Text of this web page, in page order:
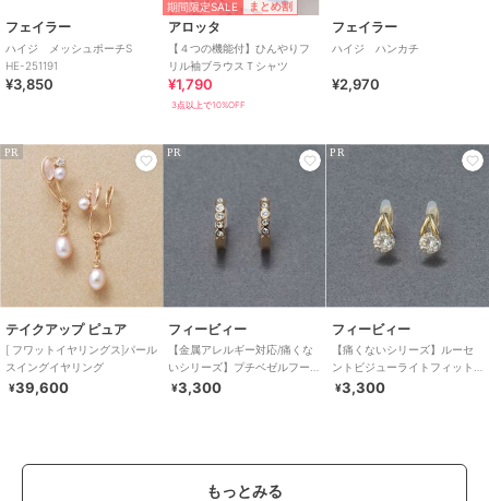
フェイラー
ハイジ メッシュポーチS
HE-251191
¥3,850
期間限定SALE まとめ割
アロッタ
【４つの機能付】ひんやりフ
リル袖ブラウスＴシャツ
¥1,790
3点以上で10%OFF
フェイラー
ハイジ ハンカチ
¥2,970
PR
テイクアップ ピュア
[ フワットイヤリングス]パール
スイングイヤリング
¥39,600
PR
フィービィー
【金属アレルギー対応/痛くな
いシリーズ】プチベゼルフー
プライトフィットイヤリン
¥3,300
PR
フィービィー
【痛くないシリーズ】ルーセ
ントビジューライトフィット
イヤリング ゴールド
¥3,300
もっとみる